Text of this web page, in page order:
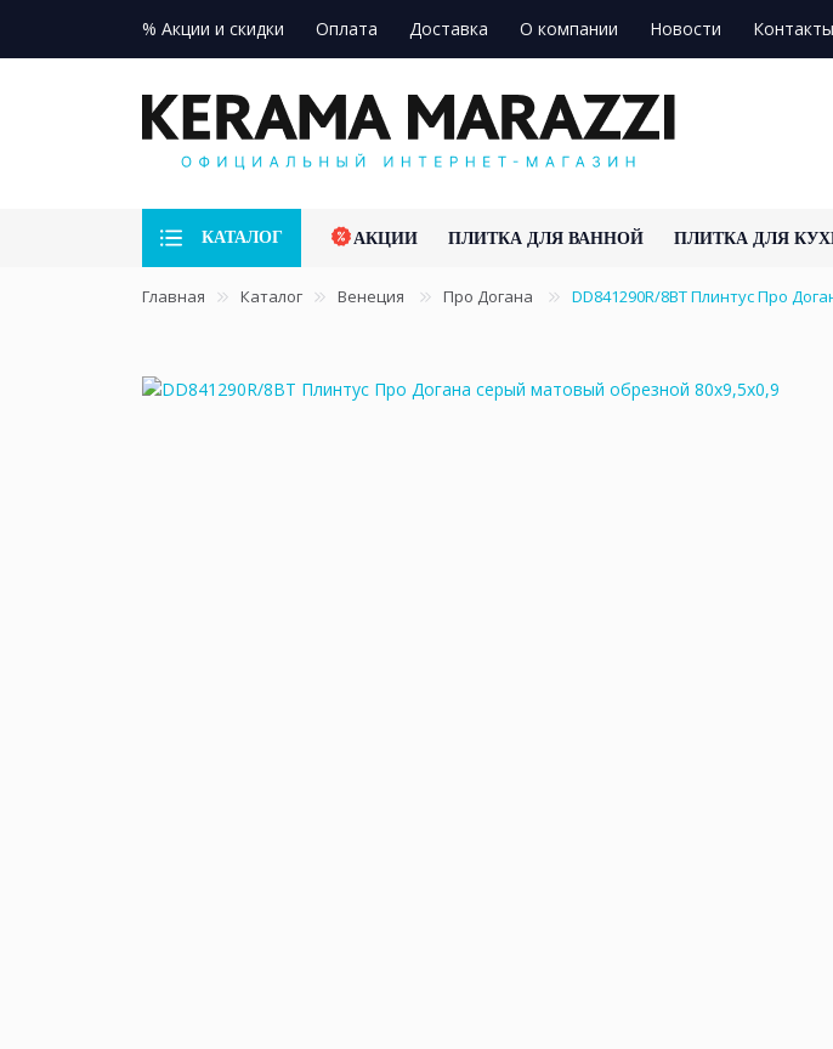
% Акции и скидки Оплата Доставка О компании Новости Контакты
КАТАЛОГ АКЦИИ ПЛИТКА ДЛЯ ВАННОЙ ПЛИТКА ДЛЯ
Главная Каталог Венеция Про Догана DD841290R/8BT Плинтус Про